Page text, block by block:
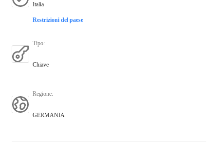
Italia
Restrizioni del paese
Tipo:
Chiave
Regione:
GERMANIA